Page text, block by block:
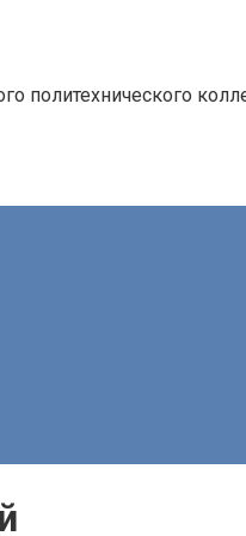
политехнического